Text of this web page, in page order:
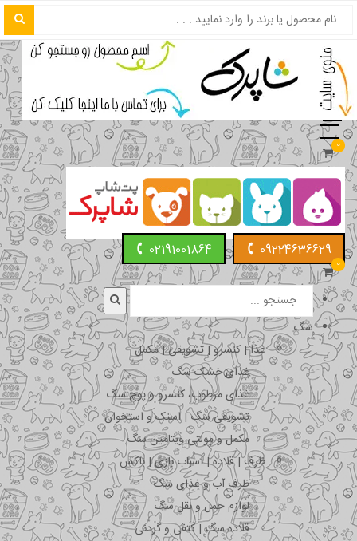
0
09224636629
02191001864
0
سگ
غذا | کنسرو | تشویقی | مکمل
غذای خشک سگ
غذای مرطوب، کنسرو و پوچ سگ
تشویقی سگ | اسنک و استخوان
مکمل و مولتی ویتامین سگ
ظرف | قلاده | اسباب بازی | باکس
ظرف آب و غذای سگ
لوازم حمل و نقل سگ
قلاده سگ | کتفی و گردنی